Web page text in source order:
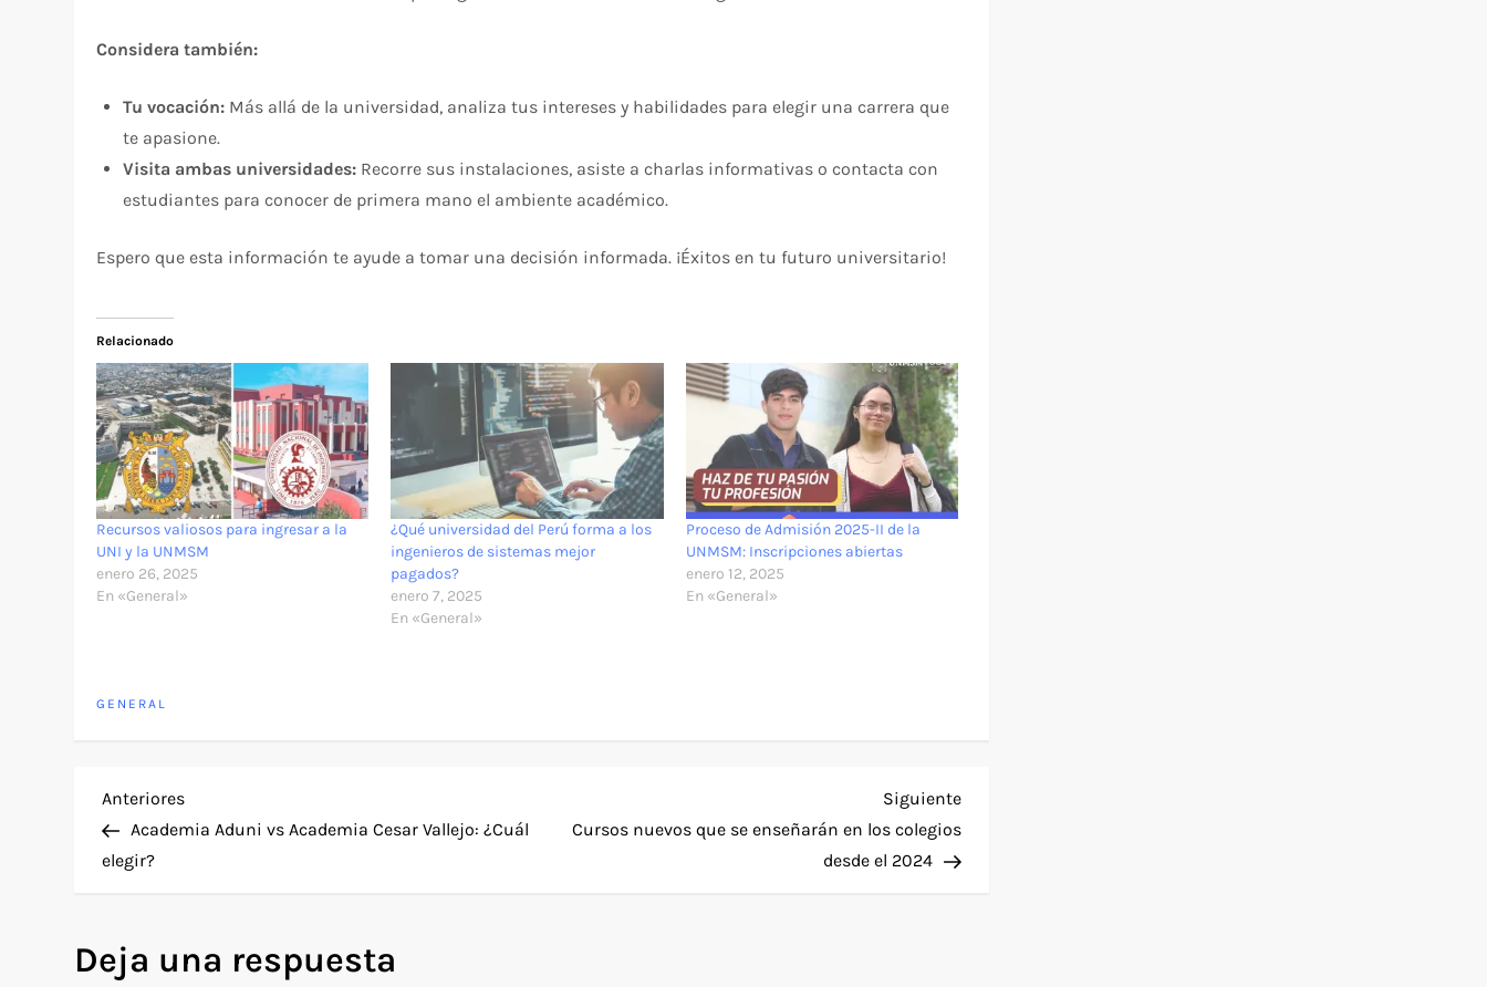
Considera también:
Tu vocación: Más allá de la universidad, analiza tus intereses y habilidades para elegir una carrera que
te apasione.
Visita ambas universidades: Recorre sus instalaciones, asiste a charlas informativas o contacta con
estudiantes para conocer de primera mano el ambiente académico.
Espero que esta información te ayude a tomar una decisión informada. ¡Éxitos en tu futuro universitario!
Relacionado
Recursos valiosos para ingresar a la
UNI y la UNMSM
enero 26, 2025
En «General»
¿Qué universidad del Perú forma a los
ingenieros de sistemas mejor
pagados?
enero 7, 2025
En «General»
Proceso de Admisión 2025-II de la
UNMSM: Inscripciones abiertas
enero 12, 2025
En «General»
GENERAL
N
a
e
Entrada
anterior
Anteriores
Academia Aduni vs Academia Cesar Vallejo: ¿Cuál
elegir?
Siguiente
entrada
Siguiente
Cursos nuevos que se enseñarán en los colegios
desde el 2024
Deja una respuesta